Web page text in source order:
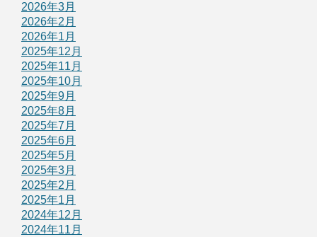
2026年3月
2026年2月
2026年1月
2025年12月
2025年11月
2025年10月
2025年9月
2025年8月
2025年7月
2025年6月
2025年5月
2025年3月
2025年2月
2025年1月
2024年12月
2024年11月